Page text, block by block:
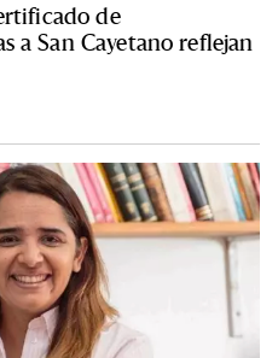
de
a San Cayetano reflejan